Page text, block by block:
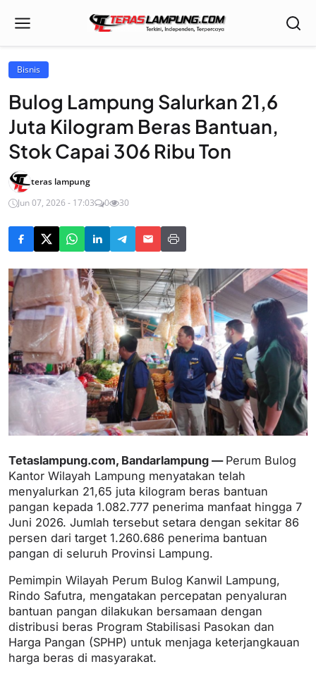
Bisnis
Bulog Lampung Salurkan 21,6
Juta Kilogram Beras Bantuan,
Stok Capai 306 Ribu Ton
teras lampung
Jun 07, 2026 - 17:03
0 30
Tetaslampung.com, Bandarlampung — Perum Bulog
Kantor Wilayah Lampung menyatakan telah
menyalurkan 21,65 juta kilogram beras bantuan
pangan kepada 1.082.777 penerima manfaat hingga 7
Juni 2026. Jumlah tersebut setara dengan sekitar 86
persen dari target 1.260.686 penerima bantuan
pangan di seluruh Provinsi Lampung.
Pemimpin Wilayah Perum Bulog Kanwil Lampung,
Rindo Safutra, mengatakan percepatan penyaluran
bantuan pangan dilakukan bersamaan dengan
distribusi beras Program Stabilisasi Pasokan dan
Harga Pangan (SPHP) untuk menjaga keterjangkauan
harga beras di masyarakat.